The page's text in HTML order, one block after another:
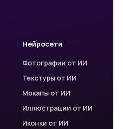
Нейросети
Фотографии от ИИ
Текстуры от ИИ
Мокапы от ИИ
Иллюстрации от ИИ
Иконки от ИИ